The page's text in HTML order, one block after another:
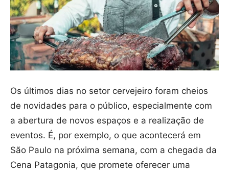
Os últimos dias no setor cervejeiro foram cheios
de novidades para o público, especialmente com
a abertura de novos espaços e a realização de
eventos. É, por exemplo, o que acontecerá em
São Paulo na próxima semana, com a chegada da
Cena Patagonia, que promete oferecer uma